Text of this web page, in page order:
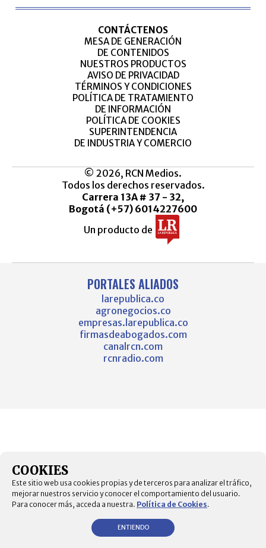
CONTÁCTENOS
MESA DE GENERACIÓN
DE CONTENIDOS
NUESTROS PRODUCTOS
AVISO DE PRIVACIDAD
TÉRMINOS Y CONDICIONES
POLÍTICA DE TRATAMIENTO
DE INFORMACIÓN
POLÍTICA DE COOKIES
SUPERINTENDENCIA
DE INDUSTRIA Y COMERCIO
© 2026, RCN Medios.
Todos los derechos reservados.
Carrera 13A # 37 - 32,
Bogotá (+57) 6014227600
Un producto de
PORTALES ALIADOS
larepublica.co
agronegocios.co
empresas.larepublica.co
firmasdeabogados.com
canalrcn.com
rcnradio.com
COOKIES
Este sitio web usa cookies propias y de terceros para analizar el tráfico,
mejorar nuestros servicio y conocer el comportamiento del usuario.
Para conocer más, acceda a nuestra. Política de Cookies.
ENTIENDO